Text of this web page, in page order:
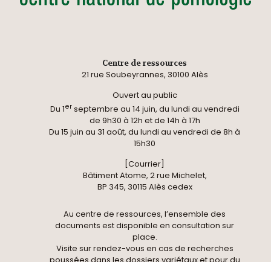
Centre de ressources
21 rue Soubeyrannes, 30100 Alès
Ouvert au public
Du 1erseptembre au 14 juin, du lundi au vendredi
de 9h30 à 12h et de 14h à 17h
Du 15 juin au 31 août, du lundi au vendredi de 8h à
15h30
[Courrier]
Bâtiment Atome, 2 rue Michelet,
BP 345, 30115 Alès cedex
Au centre de ressources, l’ensemble des
documents est disponible en consultation sur
place.
Visite sur rendez-vous en cas de recherches